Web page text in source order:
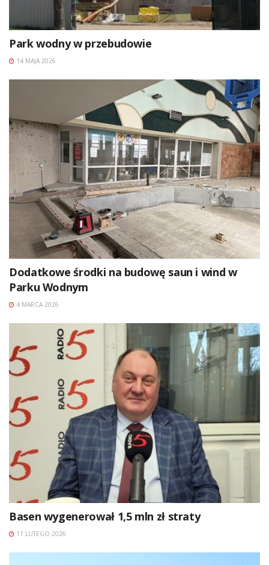
Park wodny w przebudowie
14 MAJA 2026
Dodatkowe środki na budowę saun i wind w
Parku Wodnym
4 MARCA 2026
Basen wygenerował 1,5 mln zł straty
11 LUTEGO 2026